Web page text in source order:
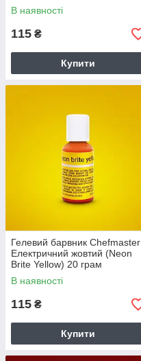
В наявності
115 ₴
Купити
Гелевий барвник Chefmaster
Електричний жовтий (Neon
Brite Yellow) 20 грам
В наявності
115 ₴
Купити